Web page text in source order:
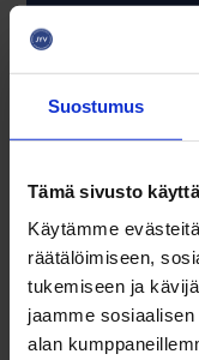
Suostumus
Tämä sivusto
Käytämme
räätälöimiseen,
tukemiseen ja
jaamme
alan
innovaatioihin
15.09.2026
optimaaliset...
Lue lisää